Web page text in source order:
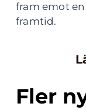
fram emot
framtid.
Fler